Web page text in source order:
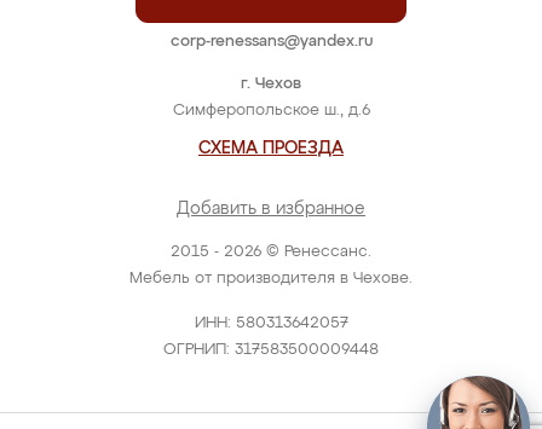
2015 - 2026 © Ренессанс.
Мебель от производителя в Чехове.
ИНН: 580313642057
ОГРНИП: 317583500009448
г. Чехов
Симферопольское ш., д.6
СХЕМА ПРОЕЗДА
Добавить в избранное
corp-renessans@yandex.ru